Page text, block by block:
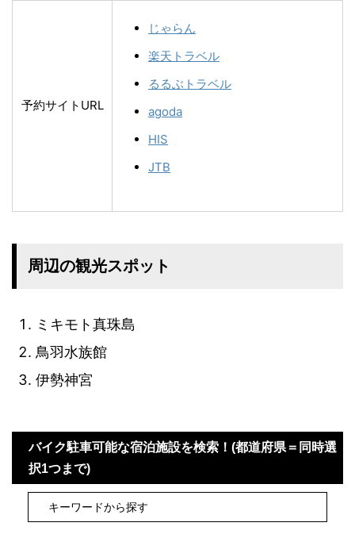
予約サイトURL
じゃらん
楽天トラベル
るるぶトラベル
agoda
HIS
JTB
周辺の観光スポット
ミキモト真珠島
鳥羽水族館
伊勢神宮
バイク駐車可能な宿泊施設を検索！(都道府県＝同時選
択1つまで)